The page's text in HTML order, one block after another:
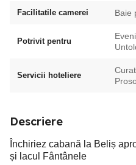
Facilitatile camerei Baie
Potrivit pentru
Servicii hoteliere
Descriere
Închiriez cabană la Beliș
și lacul Fântânele